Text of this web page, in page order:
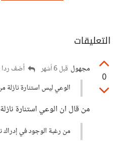
التعليقات
0
مجهول قبل 6 أشهر
أضف ردا
الوعي ليس استنارة نازلة
من قال ان الوعي استنارة
من رغبة الوجود في إدراك